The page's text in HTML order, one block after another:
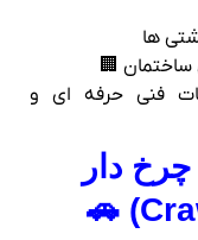
ها
ساختمان 🏢
فنی حرفه‌ ای و
چرخ‌ دار